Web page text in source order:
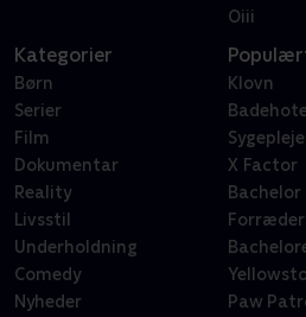
Oiii
Kategorier
Børn
Serier
Film
Dokumentar
Reality
Livsstil
Underholdning
Comedy
Nyheder
Klovn
X Factor
Bachelor
Forræder
Paw